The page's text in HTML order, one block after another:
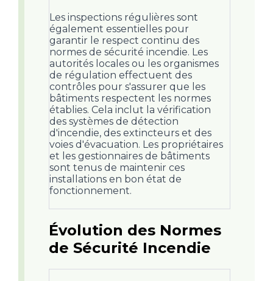
Les inspections régulières sont
également essentielles pour
garantir le respect continu des
normes de sécurité incendie. Les
autorités locales ou les organismes
de régulation effectuent des
contrôles pour s'assurer que les
bâtiments respectent les normes
établies. Cela inclut la vérification
des systèmes de détection
d'incendie, des extincteurs et des
voies d'évacuation. Les propriétaires
et les gestionnaires de bâtiments
sont tenus de maintenir ces
installations en bon état de
fonctionnement.
Évolution des Normes
de Sécurité Incendie